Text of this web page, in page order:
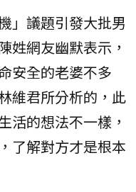
」議題引發大批男
姓網友幽默表示，
安全的老婆不多
維君所分析的，此
活的想法不一樣，
了解對方才是根本